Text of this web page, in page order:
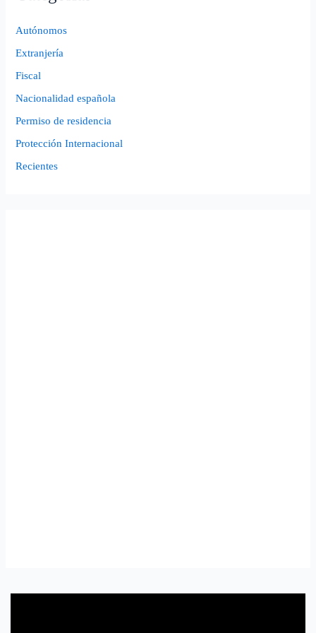
Autónomos
Extranjería
Fiscal
Nacionalidad española
Permiso de residencia
Protección Internacional
Recientes